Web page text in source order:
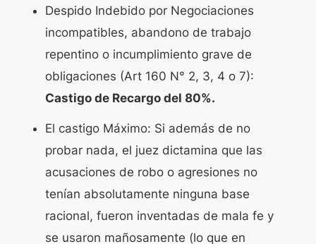
Despido Indebido por Negociaciones
incompatibles, abandono de trabajo
repentino o incumplimiento grave de
obligaciones (Art 160 N° 2, 3, 4 o 7):
Castigo de Recargo del 80%.
El castigo Máximo: Si además de no
probar nada, el juez dictamina que las
acusaciones de robo o agresiones no
tenían absolutamente ninguna base
racional, fueron inventadas de mala fe y
se usaron mañosamente (lo que en